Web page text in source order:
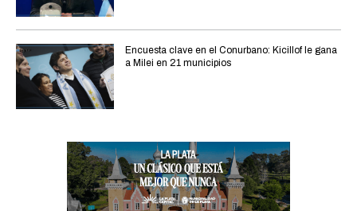
Encuesta clave en el Conurbano: Kicillof le gana
a Milei en 21 municipios